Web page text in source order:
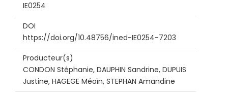
IE0254
DOI
https://doi.org/10.48756/ined-IE0254-7203
Producteur(s)
CONDON Stéphanie, DAUPHIN Sandrine, DUPUIS
Justine, HAGEGE Méoïn, STEPHAN Amandine